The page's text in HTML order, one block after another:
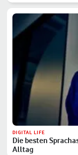
DIGITAL LIFE
Die besten
Alltag